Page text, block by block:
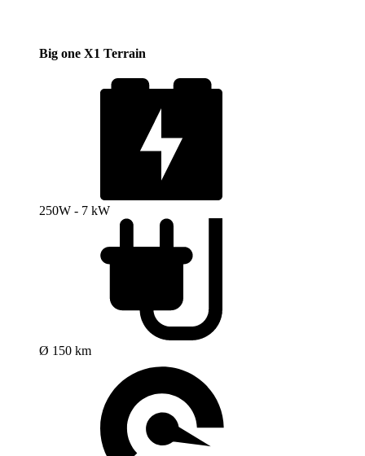
Big one X1 Terrain
250W - 7 kW
Ø 150 km